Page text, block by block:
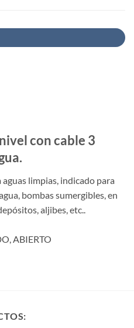
con cable 3
limpias, indicado para
bombas sumergibles, en
aljibes, etc..
ABIERTO